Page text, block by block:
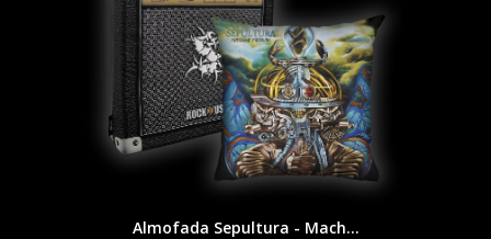
Almofada Sepultura - Mach...